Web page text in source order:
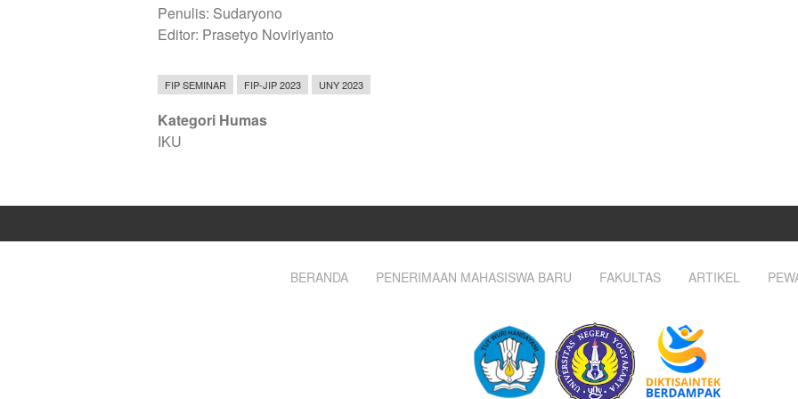
Penulis: Sudaryono
Editor: Prasetyo Noviriyanto
FIP SEMINAR FIP-JIP 2023 UNY 2023
Kategori Humas
IKU
BERANDA PENERIMAAN MAHASISWA BARU FAKULTAS ARTIKEL